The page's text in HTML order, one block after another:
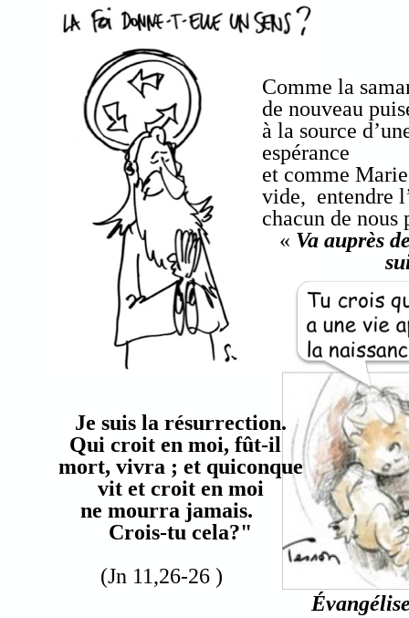
Comme la
de nouveau
à la source
espérance
et comme
vide, entendre
chacun de nous
« Va auprès
Je suis la résurrection.
Qui croit en moi, fût-il
mort, vivra ; et quiconque
vit et croit en moi
ne mourra jamais.
Crois-tu cela?"
(Jn 11,26-26 )